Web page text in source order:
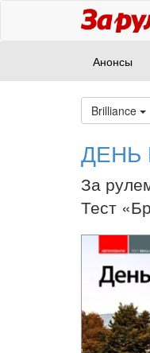
Анонсы
Brilliance
За
Тест